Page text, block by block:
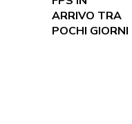
ARRIVO TRA
POCHI GIORNI